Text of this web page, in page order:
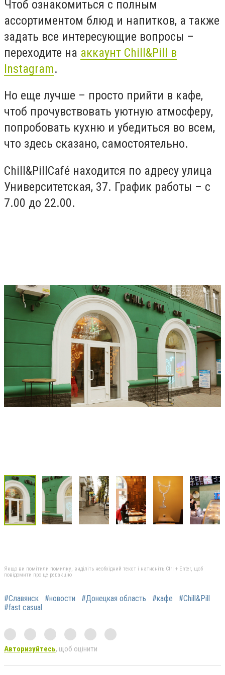
Чтоб ознакомиться с полным
ассортиментом блюд и напитков, а также
задать все интересующие вопросы –
переходите на аккаунт Chill&Pill в
Instagram.
Но еще лучше – просто прийти в кафе,
чтоб прочувствовать уютную атмосферу,
попробовать кухню и убедиться во всем,
что здесь сказано, самостоятельно.
Chill &Pill Café находится по адресу улица
Университетская, 37. График работы – с
7.00 до 22.00.
Якщо ви помітили помилку, виділіть необхідний текст і натисніть Ctrl + Enter, щоб
повідомити про це редакцію
#Славянск #новости #Донецкая область #кафе
#Chill&Pill
#fast casual
Авторизуйтесь, щоб оцінити